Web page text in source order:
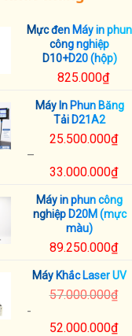
Mực đen Máy in phun
công nghiệp
D10+D20 (hộp)
825.000₫
Máy In Phun Băng
Tải D21A2
25.500.000₫
–
33.000.000₫
giá:
từ
25.500.000₫
33.000.000₫
Máy in phun công
nghiệp D20M (mực
màu)
89.250.000₫
Máy Khắc Laser UV
57.000.000₫
-
52.000.000₫